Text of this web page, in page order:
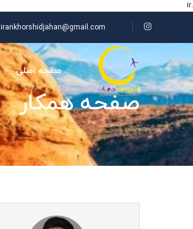
.ir
irankhorshidjahan@gmail.com
صفحه اصلی
صفحه همکار